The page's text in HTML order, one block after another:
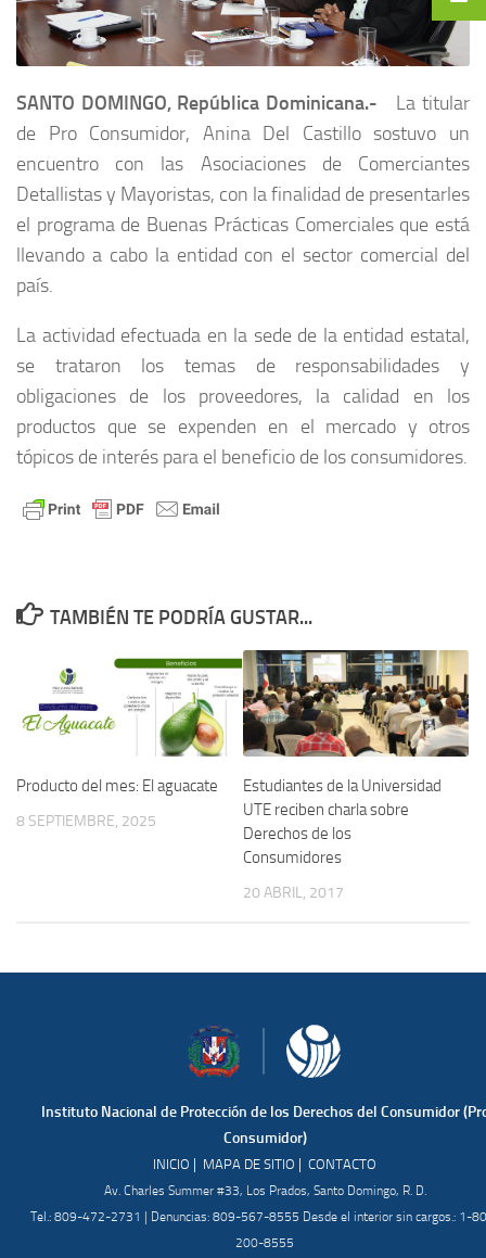
SANTO DOMINGO, República Dominicana.- La titular
de Pro Consumidor, Anina Del Castillo sostuvo un
encuentro con las Asociaciones de Comerciantes
Detallistas y Mayoristas, con la finalidad de presentarles
el programa de Buenas Prácticas Comerciales que está
llevando a cabo la entidad con el sector comercial del
país.
La actividad efectuada en la sede de la entidad estatal,
se trataron los temas de responsabilidades y
obligaciones de los proveedores, la calidad en los
productos que se expenden en el mercado y otros
tópicos de interés para el beneficio de los consumidores.
TAMBIÉN TE PODRÍA GUSTAR...
Producto del mes: El aguacate
8 SEPTIEMBRE, 2025
Estudiantes de la Universidad
UTE reciben charla sobre
Derechos de los
Consumidores
20 ABRIL, 2017
Instituto Nacional de Protección de los Derechos del Consumidor
Consumidor)
INICIO | MAPA DE SITIO | CONTACTO
Av. Charles Summer #33, Los Prados, Santo Domingo, R. D.
Tel.: 809-472-2731 | Denuncias: 809-567-8555 Desde el interior sin cargos.: 1-
200-8555